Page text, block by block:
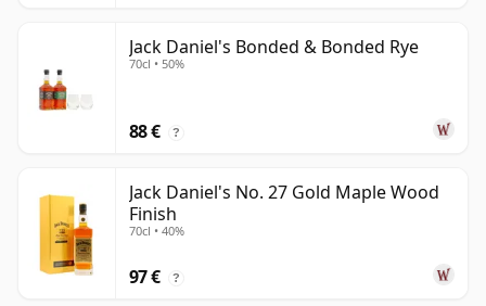
Jack Daniel's Bonded & Bonded Rye
70cl • 50%
88 € ?
Jack Daniel's No. 27 Gold Maple Wood
Finish
70cl • 40%
97 € ?